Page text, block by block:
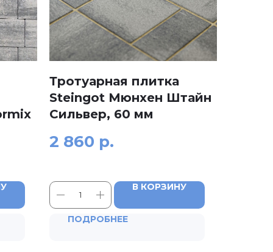
Тротуарная плитка
Steingot Мюнхен Штайн
Сильвер, 60 мм
2 860 р.
В КОРЗИНУ
ПОДРОБНЕЕ